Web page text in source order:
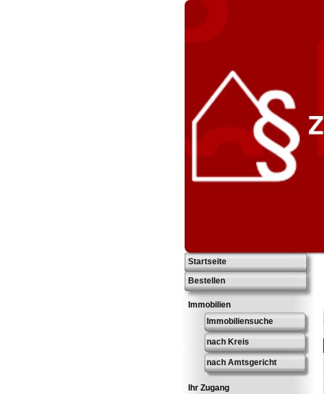
Startseite
Bestellen
Immobilien
Immobiliensuche
nach Kreis
nach Amtsgericht
Ihr Zugang